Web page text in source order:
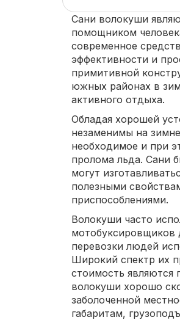
Сани волокуши
помощником
современное
эффективности и
примитивной
южных районах в
активного отдыха.
Обладая хорошей
незаменимы на
необходимое и при
пролома льда. Сани
могут
полезными
приспособлениями.
Волокуши часто
мотобуксировщиков
перевозки людей
Широкий спектр их
стоимость являются
волокуши хорошо
заболоченной
габаритам,